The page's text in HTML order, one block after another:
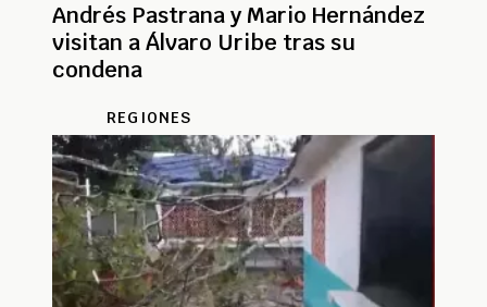
Andrés Pastrana y Mario Hernández
visitan a Álvaro Uribe tras su
condena
REGIONES